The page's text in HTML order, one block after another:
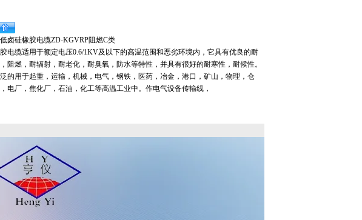
卤硅橡胶电缆ZD-KGVRP阻燃C类
电缆适用于额定电压0.6/1KV及以下的高温范围和恶劣环境内，它具有优良的耐
阻燃，耐辐射，耐老化，耐臭氧，防水等特性，并具有很好的耐寒性，耐候性。
的用于起重，运输，机械，电气，钢铁，医药，冶金，港口，矿山，物理，仓
电厂，焦化厂，石油，化工等高温工业中。作电气设备传输线，